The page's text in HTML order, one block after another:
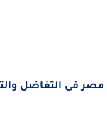
فى التفاضل